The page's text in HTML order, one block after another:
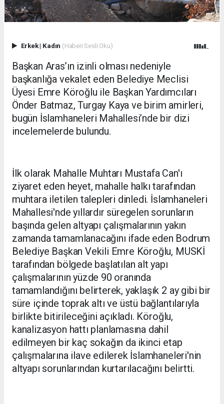
Erkek| Kadın (Haberi Sesli Oku)
Başkan Aras’ın izinli olması nedeniyle
başkanlığa vekalet eden Belediye Meclisi
Üyesi Emre Köroğlu ile Başkan Yardımcıları
Önder Batmaz, Turgay Kaya ve birim amirleri,
bugün İslamhaneleri Mahallesi’nde bir dizi
incelemelerde bulundu.
İlk olarak Mahalle Muhtarı Mustafa Can'ı
ziyaret eden heyet, mahalle halkı tarafından
muhtara iletilen talepleri dinledi. İslamhaneleri
Mahallesi'nde yıllardır süregelen sorunların
başında gelen altyapı çalışmalarının yakın
zamanda tamamlanacağını ifade eden Bodrum
Belediye Başkan Vekili Emre Köroğlu, MUSKİ
tarafından bölgede başlatılan alt yapı
çalışmalarının yüzde 90 oranında
tamamlandığını belirterek, yaklaşık 2 ay gibi bir
süre içinde toprak altı ve üstü bağlantılarıyla
birlikte bitirileceğini açıkladı. Köroğlu,
kanalizasyon hattı planlamasına dahil
edilmeyen bir kaç sokağın da ikinci etap
çalışmalarına ilave edilerek İslamhaneleri'nin
altyapı sorunlarından kurtarılacağını belirtti.